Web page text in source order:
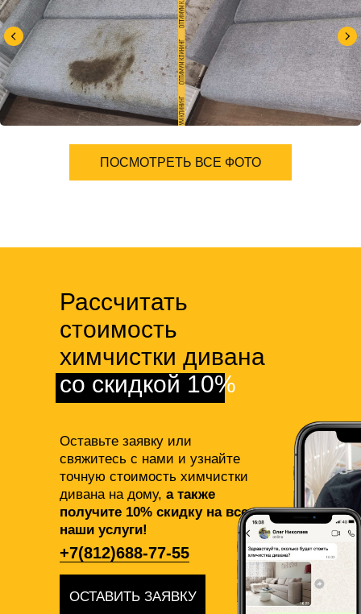
ПОСМОТРЕТЬ ВСЕ ФОТО
Оставьте заявку или
свяжитесь с нами и узнайте
точную стоимость химчистки
дивана на дому, а также
получите 10% скидку на все
наши услуги!
Рассчитать
стоимость
химчистки дивана
со скидкой 10%
ОСТАВИТЬ ЗАЯВКУ
+7(812)688-77-55